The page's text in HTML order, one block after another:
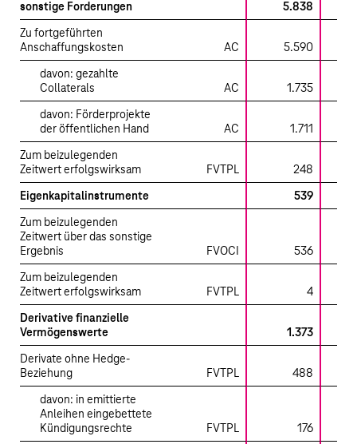
sonstige Forderungen
5.838
Zu fortgeführten
Anschaffungskosten
AC 5.590
davon: gezahlte
Collaterals
AC 1.735
davon: Förderprojekte
der öffentlichen Hand
AC 1.711
Zum beizulegenden
Zeitwert erfolgswirksam
FVTPL 248
Eigenkapitalinstrumente 539
Zum beizulegenden
Zeitwert über das sonstige
Ergebnis
FVOCI 536
Zum beizulegenden
Zeitwert erfolgswirksam
FVTPL 4
Derivative finanzielle
Vermögenswerte
1.373
Derivate ohne Hedge-
Beziehung
FVTPL 488
davon: in emittierte
Anleihen eingebettete
Kündigungsrechte
FVTPL 176